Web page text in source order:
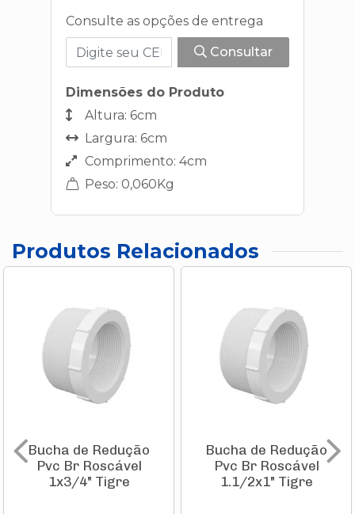
Consulte as opções de entrega
Consultar
Dimensões do Produto
Altura: 6cm
Largura: 6cm
Comprimento: 4cm
Peso: 0,060Kg
Produtos Relacionados
Bucha de Redução
Pvc Br Roscável
1x3/4" Tigre
Bucha de Redução
Pvc Br Roscável
1.1/2x1" Tigre